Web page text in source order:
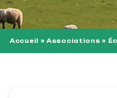
Accueil »Associations »